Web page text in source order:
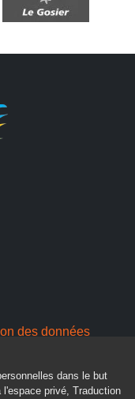
dans le but
privé, Traduction
des données